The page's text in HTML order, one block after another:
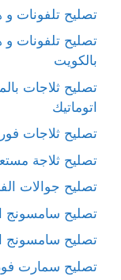
تصليح تلفونات
تصليح تلفونات و
بالكويت
تصليح ثلاجات
اتوماتيك
تصليح ثلاجات
تصليح ثلاجة
تصليح جوالات
تصليح سامسونج
تصليح سامسونج
تصليح سمارت